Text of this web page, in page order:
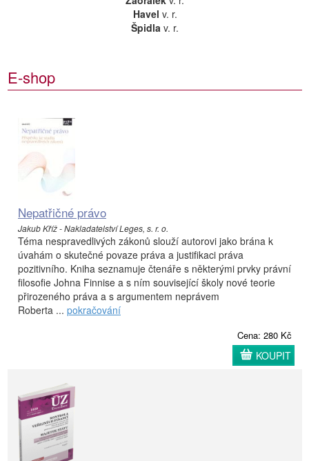
Havel v. r.
Špidla v. r.
E-shop
Nepatřičné právo
Jakub Kříž - Nakladatelství Leges, s. r. o.
Téma nespravedlivých zákonů slouží autorovi jako brána k
úvahám o skutečné povaze práva a justifikaci práva
pozitivního. Kniha seznamuje čtenáře s některými prvky právní
filosofie Johna Finnise a s ním související školy nové teorie
přirozeného práva a s argumentem neprávem
Roberta ... pokračování
Cena: 280 Kč
KOUPIT